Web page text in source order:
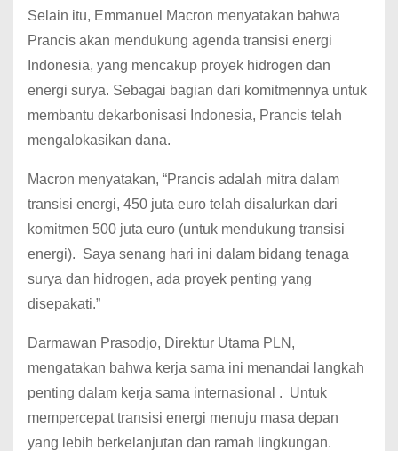
Selain itu, Emmanuel Macron menyatakan bahwa
Prancis akan mendukung agenda transisi energi
Indonesia, yang mencakup proyek hidrogen dan
energi surya. Sebagai bagian dari komitmennya untuk
membantu dekarbonisasi Indonesia, Prancis telah
mengalokasikan dana.
Macron menyatakan, “Prancis adalah mitra dalam
transisi energi, 450 juta euro telah disalurkan dari
komitmen 500 juta euro (untuk mendukung transisi
energi). Saya senang hari ini dalam bidang tenaga
surya dan hidrogen, ada proyek penting yang
disepakati.”
Darmawan Prasodjo, Direktur Utama PLN,
mengatakan bahwa kerja sama ini menandai langkah
penting dalam kerja sama internasional . Untuk
mempercepat transisi energi menuju masa depan
yang lebih berkelanjutan dan ramah lingkungan.